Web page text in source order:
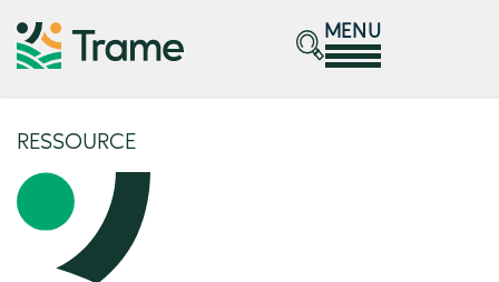
MENU
RESSOURCE